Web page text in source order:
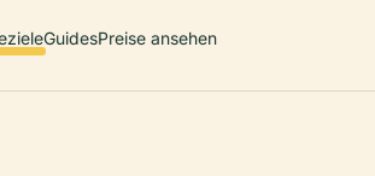
GuidesPreise ansehen